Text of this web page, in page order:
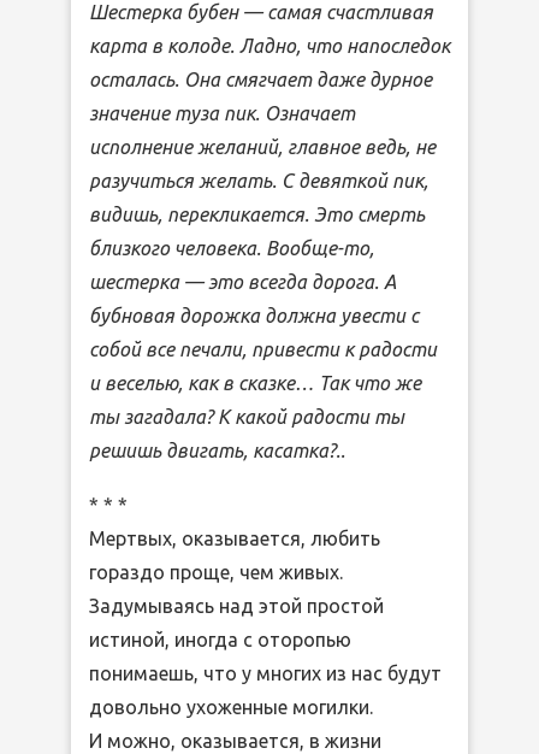
Шестерка бубен — самая счастливая
карта в колоде. Ладно, что напоследок
осталась. Она смягчает даже дурное
значение туза пик. Означает
исполнение желаний, главное ведь, не
разучиться желать. С девяткой пик,
видишь, перекликается. Это смерть
близкого человека. Вообще-то,
шестерка — это всегда дорога. А
бубновая дорожка должна увести с
собой все печали, привести к радости
и веселью, как в сказке… Так что же
ты загадала? К какой радости ты
решишь двигать, касатка?..
* * *
Мертвых, оказывается, любить
гораздо проще, чем живых.
Задумываясь над этой простой
истиной, иногда с оторопью
понимаешь, что у многих из нас будут
довольно ухоженные могилки.
И можно, оказывается, в жизни